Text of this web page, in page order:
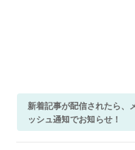
新着記事が配信されたら、
ッシュ通知でお知らせ！